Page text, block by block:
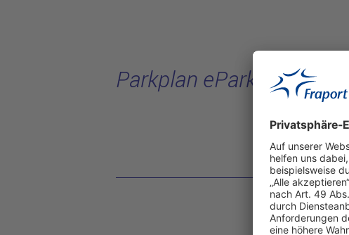
Parkplan eParking
Terminal 1